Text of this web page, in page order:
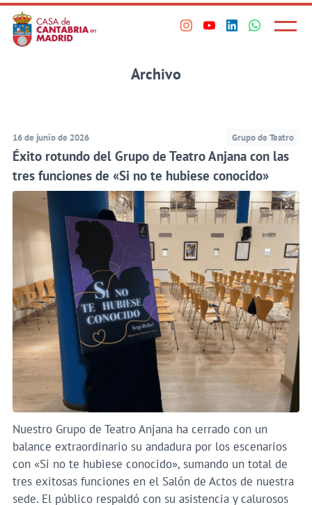
Saltar
al
contenido
VisitaVisitaVisitaVisita
Principal
Menú
Archivo
16 de junio de 2026 Grupo de Teatro
Éxito rotundo del Grupo de Teatro Anjana con las
tres funciones de «Si no te hubiese conocido»
Nuestro Grupo de Teatro Anjana ha cerrado con un
balance extraordinario su andadura por los escenarios
con «Si no te hubiese conocido», sumando un total de
tres exitosas funciones en el Salón de Actos de nuestra
sede. El público respaldó con su asistencia y calurosos